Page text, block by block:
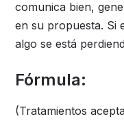
comunica bien,
en su propuesta. Si
algo se está
Fórmula:
(Tratamientos